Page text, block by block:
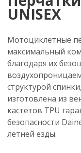
UNISEX
Мотоциклетные
максимальный
благодаря их
структурой
изготовлена из
кастетов TPU
безопасности
летней езды.